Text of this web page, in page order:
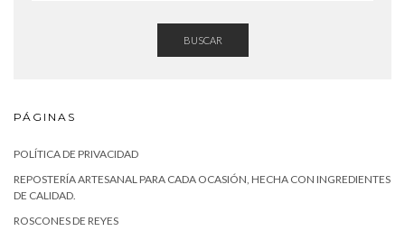
BUSCAR
PÁGINAS
POLÍTICA DE PRIVACIDAD
REPOSTERÍA ARTESANAL PARA CADA OCASIÓN, HECHA CON INGREDIENTES
DE CALIDAD.
ROSCONES DE REYES